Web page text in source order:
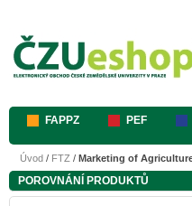
FAPPZ PEF
Úvod / FTZ / Marketing of
POROVNÁNÍ PRODUKTŮ